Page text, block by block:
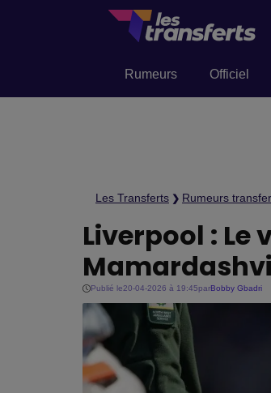
Rumeurs Officiel
Les Transferts ❯ Rumeurs
Liverpool :
Publié le20-04-2026 à 19:45parBobby Gbadri